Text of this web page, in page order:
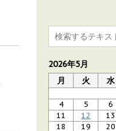
2026年5月
月
火 水
4
5 6
11
12 13
18
19 20